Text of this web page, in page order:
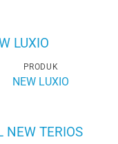
PRODUK
NEW LUXIO